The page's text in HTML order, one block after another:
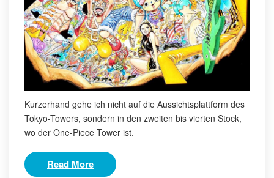
Kurzerhand gehe ich nicht auf die Aussichtsplattform des
Tokyo-Towers, sondern in den zweiten bis vierten Stock,
wo der One-Piece Tower ist.
Read More